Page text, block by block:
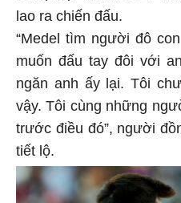
lao ra chiến đấu.
“Medel tìm người đô
muốn đấu tay đôi với
ngăn anh ấy lại. Tôi
vậy. Tôi cùng những
trước điều đó”, người
tiết lộ.